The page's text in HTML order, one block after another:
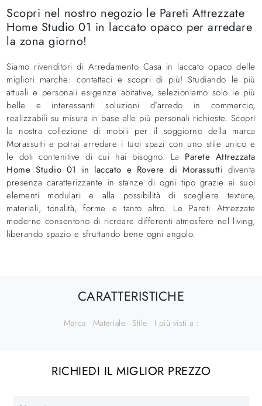
Scopri nel nostro negozio le Pareti Attrezzate
Home Studio 01 in laccato opaco per arredare
la zona giorno!
Siamo rivenditori di Arredamento Casa in laccato opaco delle
migliori marche: contattaci e scopri di più! Studiando le più
attuali e personali esigenze abitative, selezioniamo solo le più
belle e interessanti soluzioni d’arredo in commercio,
realizzabili su misura in base alle più personali richieste. Scopri
la nostra collezione di mobili per il soggiorno della marca
Morassutti e potrai arredare i tuoi spazi con uno stile unico e
le doti contenitive di cui hai bisogno. La Parete Attrezzata
Home Studio 01 in laccato e Rovere di Morassutti diventa
presenza caratterizzante in stanze di ogni tipo grazie ai suoi
elementi modulari e alla possibilità di scegliere texture,
materiali, tonalità, forme e tanto altro. Le Pareti Attrezzate
moderne consentono di ricreare differenti atmosfere nel living,
liberando spazio e sfruttando bene ogni angolo.
CARATTERISTICHE
Marca Materiale Stile I più visti a :
RICHIEDI IL MIGLIOR PREZZO